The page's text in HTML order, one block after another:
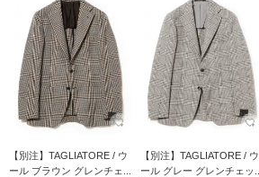
【別注】TAGLIATORE / ウ
ール ブラウン グレンチェ...
【別注】TAGLIATORE / ウ
ール グレー グレンチェッ...